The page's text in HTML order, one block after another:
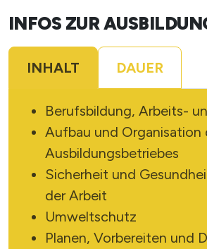
INFOS ZUR
INHALT DAUER
Berufsbildung, Arbeits-
Aufbau und Organisation
Ausbildungsbetriebes
Sicherheit und
der Arbeit
Umweltschutz
Planen, Vorbereiten und